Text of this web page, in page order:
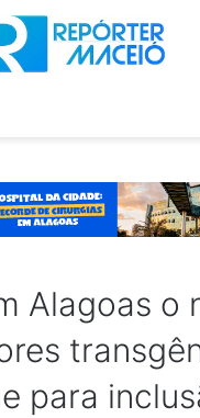
Alagoas o
para